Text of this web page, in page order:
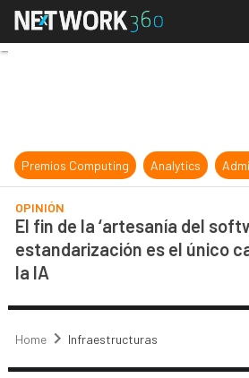
El fin de la
Premios Computing Analytics
OPINIÓN
El fin de la ‘artesanía del
estandarización es el único
la IA
Home Infraestructuras